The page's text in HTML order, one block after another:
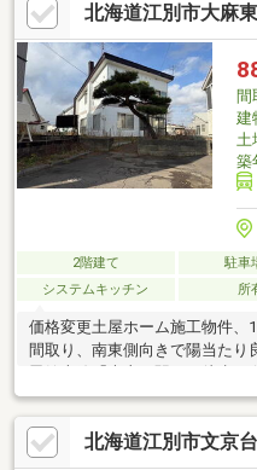
北海道江別市大麻
間
建
土
築
2階建て 駐車
システムキッチン
所
価格変更土屋ホーム施工物件、
間取り、南東側向きで陽当たり
函館本線「大麻」駅まで徒歩10
ため、小さなお子様がいらっし
立地環境です。
北海道江別市文京